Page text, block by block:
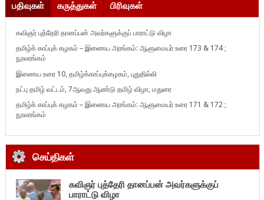
பதிவுகள் கருத்துகள் பிரிவுகள்
கவிஞர் புத்தேரி தானப்பன் அவர்களுக்குப் பாராட்டு விழா
தமிழ்க் காப்புக் கழகம் – இணைய அரங்கம்: ஆளுமையர் உரை 173 & 174 ;
நூலரங்கம்
இணைய உரை 10, தமிழ்க்காப்புக்கழகம், புதுதில்லி
நட்பு தமிழ் வட்டம், 7ஆவது ஆண்டு தமிழ் விழா, மதுரை
தமிழ்க் காப்புக் கழகம் – இணைய அரங்கம்: ஆளுமையர் உரை 171 & 172 ;
நூலரங்கம்
செய்திகள்
கவிஞர் புத்தேரி தானப்பன் அவர்களுக்குப்
பாராட்டு விழா